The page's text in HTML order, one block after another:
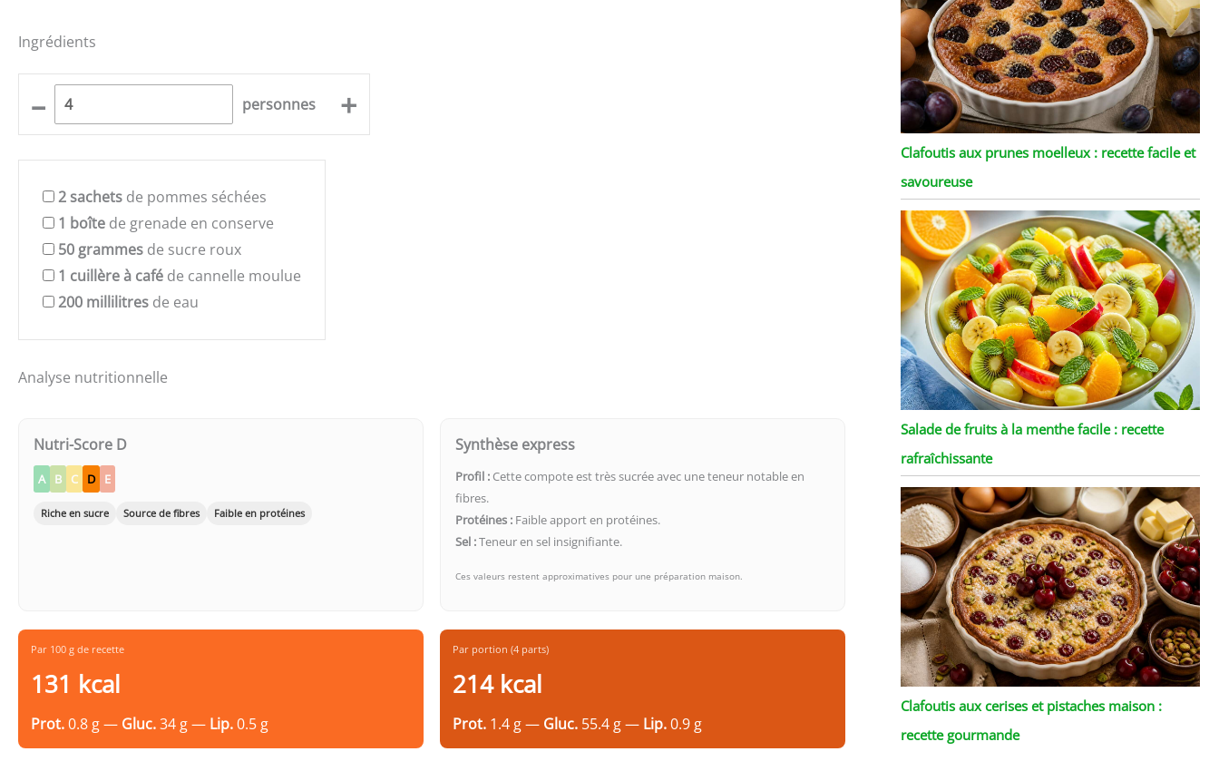
Ingrédients
– personnes +
2sachets de pommes séchées
1 boîte de grenade en conserve
50 grammes de sucre roux
1 cuillère à café de cannelle moulue
200 millilitres de eau
Analyse nutritionnelle
Nutri-Score D
A B C D E
Riche en sucre Source de fibres Faible en protéines
Synthèse express
Profil : Cette compote est très sucrée avec une teneur notable en
fibres.
Protéines : Faible apport en protéines.
Sel :Teneur en sel insignifiante.
Ces valeurs restent approximatives pour une préparation maison.
Par 100 g de recette
131 kcal
Prot.0.8 g — Gluc.34 g — Lip.0.5 g
Par portion (4 parts)
214 kcal
Prot. 1.4 g — Gluc. 55.4 g — Lip.0.9 g
Clafoutis aux prunes moelleux : recette facile et
savoureuse
Salade de fruits à la menthe facile : recette
rafraîchissante
Clafoutis aux cerises et pistaches maison :
recette gourmande